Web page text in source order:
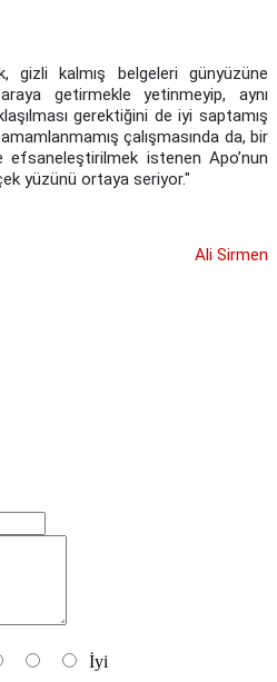
gizli kalmış belgeleri günyüzüne
getirmekle yetinmeyip, aynı
gerektiğini de iyi saptamış
çalışmasında da, bir
istenen Apo’nun
yüzünü ortaya seriyor."
Ali Sirmen
İyi